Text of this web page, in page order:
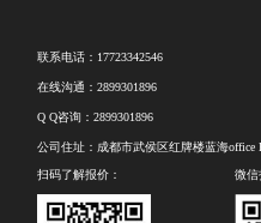
联系电话： 17723342546
在线沟通：2899301896
Q Q咨询：2899301896
公司住址：成都市武侯区红牌楼蓝海office
扫码了解报价： 微信